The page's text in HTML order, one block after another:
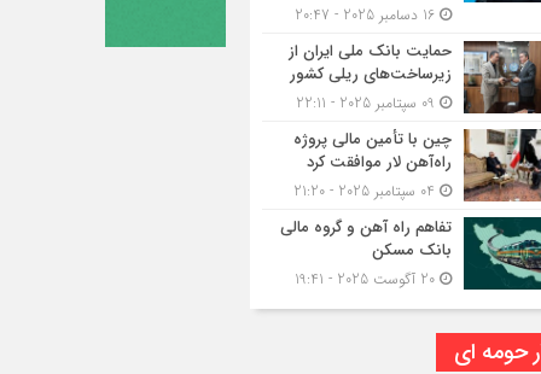
حمایت بانک ملی ایران از
زیرساخت‌های ریلی کشور
چین با تأمین مالی پروژه
راه‌آهن لار موافقت کرد
تفاهم راه آهن و گروه مالی
بانک مسکن
حومه ای